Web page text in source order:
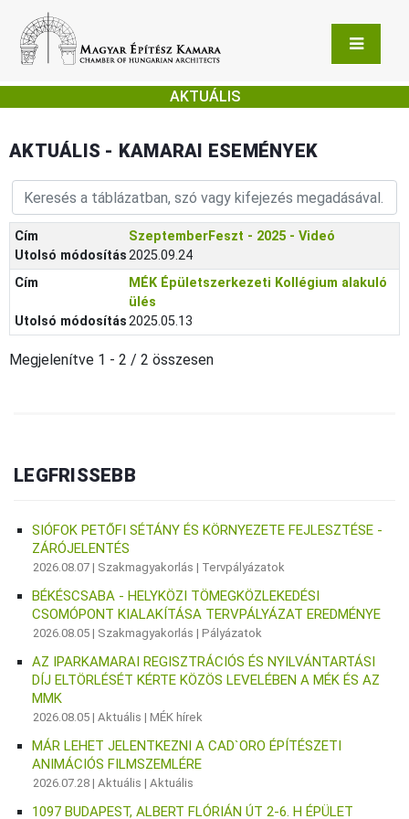
AKTUÁLIS
AKTUÁLIS - KAMARAI ESEMÉNYEK
Cím
SzeptemberFeszt - 2025 - Videó
Utolsó módosítás2025.09.24
Cím
MÉK Épületszerkezeti Kollégium alakuló
ülés
Utolsó módosítás2025.05.13
Megjelenítve 1 - 2 / 2 összesen
LEGFRISSEBB
SIÓFOK PETŐFI SÉTÁNY ÉS KÖRNYEZETE FEJLESZTÉSE -
ZÁRÓJELENTÉS
2026.08.07 | Szakmagyakorlás | Tervpályázatok
BÉKÉSCSABA - HELYKÖZI TÖMEGKÖZLEKEDÉSI
CSOMÓPONT KIALAKÍTÁSA TERVPÁLYÁZAT EREDMÉNYE
2026.08.05 | Szakmagyakorlás | Pályázatok
AZ IPARKAMARAI REGISZTRÁCIÓS ÉS NYILVÁNTARTÁSI
DÍJ ELTÖRLÉSÉT KÉRTE KÖZÖS LEVELÉBEN A MÉK ÉS AZ
MMK
2026.08.05 | Aktuális | MÉK hírek
MÁR LEHET JELENTKEZNI A CAD`ORO ÉPÍTÉSZETI
ANIMÁCIÓS FILMSZEMLÉRE
2026.07.28 | Aktuális | Aktuális
1097 BUDAPEST, ALBERT FLÓRIÁN ÚT 2-6. H ÉPÜLET